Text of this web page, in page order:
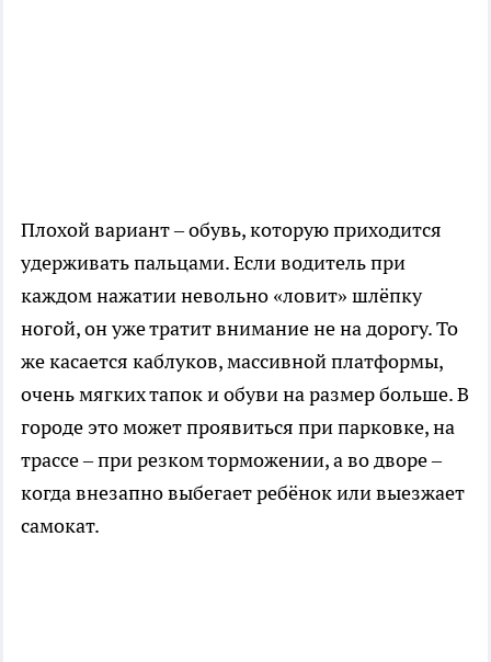
Плохой вариант – обувь, которую приходится
удерживать пальцами. Если водитель при
каждом нажатии невольно «ловит» шлёпку
ногой, он уже тратит внимание не на дорогу. То
же касается каблуков, массивной платформы,
очень мягких тапок и обуви на размер больше. В
городе это может проявиться при парковке, на
трассе – при резком торможении, а во дворе –
когда внезапно выбегает ребёнок или выезжает
самокат.